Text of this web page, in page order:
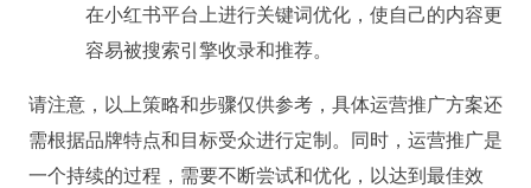
在小红书平台上进行关键词优化，使自己的内容更
容易被搜索引擎收录和推荐。
请注意，以上策略和步骤仅供参考，具体运营推广方案还
需根据品牌特点和目标受众进行定制。同时，运营推广是
一个持续的过程，需要不断尝试和优化，以达到最佳效